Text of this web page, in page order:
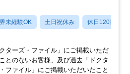
未経験OK 土日祝休み 休日120日以上
クターズ・ファイル」にご掲載いただ
とのないお客様、及び過去「ドクタ
ファイル」にご掲載いただいたこと